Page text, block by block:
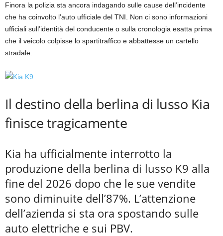
Finora la polizia sta ancora indagando sulle cause dell’incidente
che ha coinvolto l’auto ufficiale del TNI. Non ci sono informazioni
ufficiali sull’identità del conducente o sulla cronologia esatta prima
che il veicolo colpisse lo spartitraffico e abbattesse un cartello
stradale.
Il destino della berlina di lusso Kia
finisce tragicamente
Kia ha ufficialmente interrotto la
produzione della berlina di lusso K9 alla
fine del 2026 dopo che le sue vendite
sono diminuite dell’87%. L’attenzione
dell’azienda si sta ora spostando sulle
auto elettriche e sui PBV.